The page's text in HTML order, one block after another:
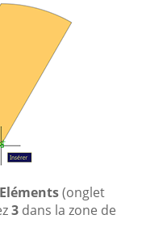
Eléments(onglet
3 dans la zone de